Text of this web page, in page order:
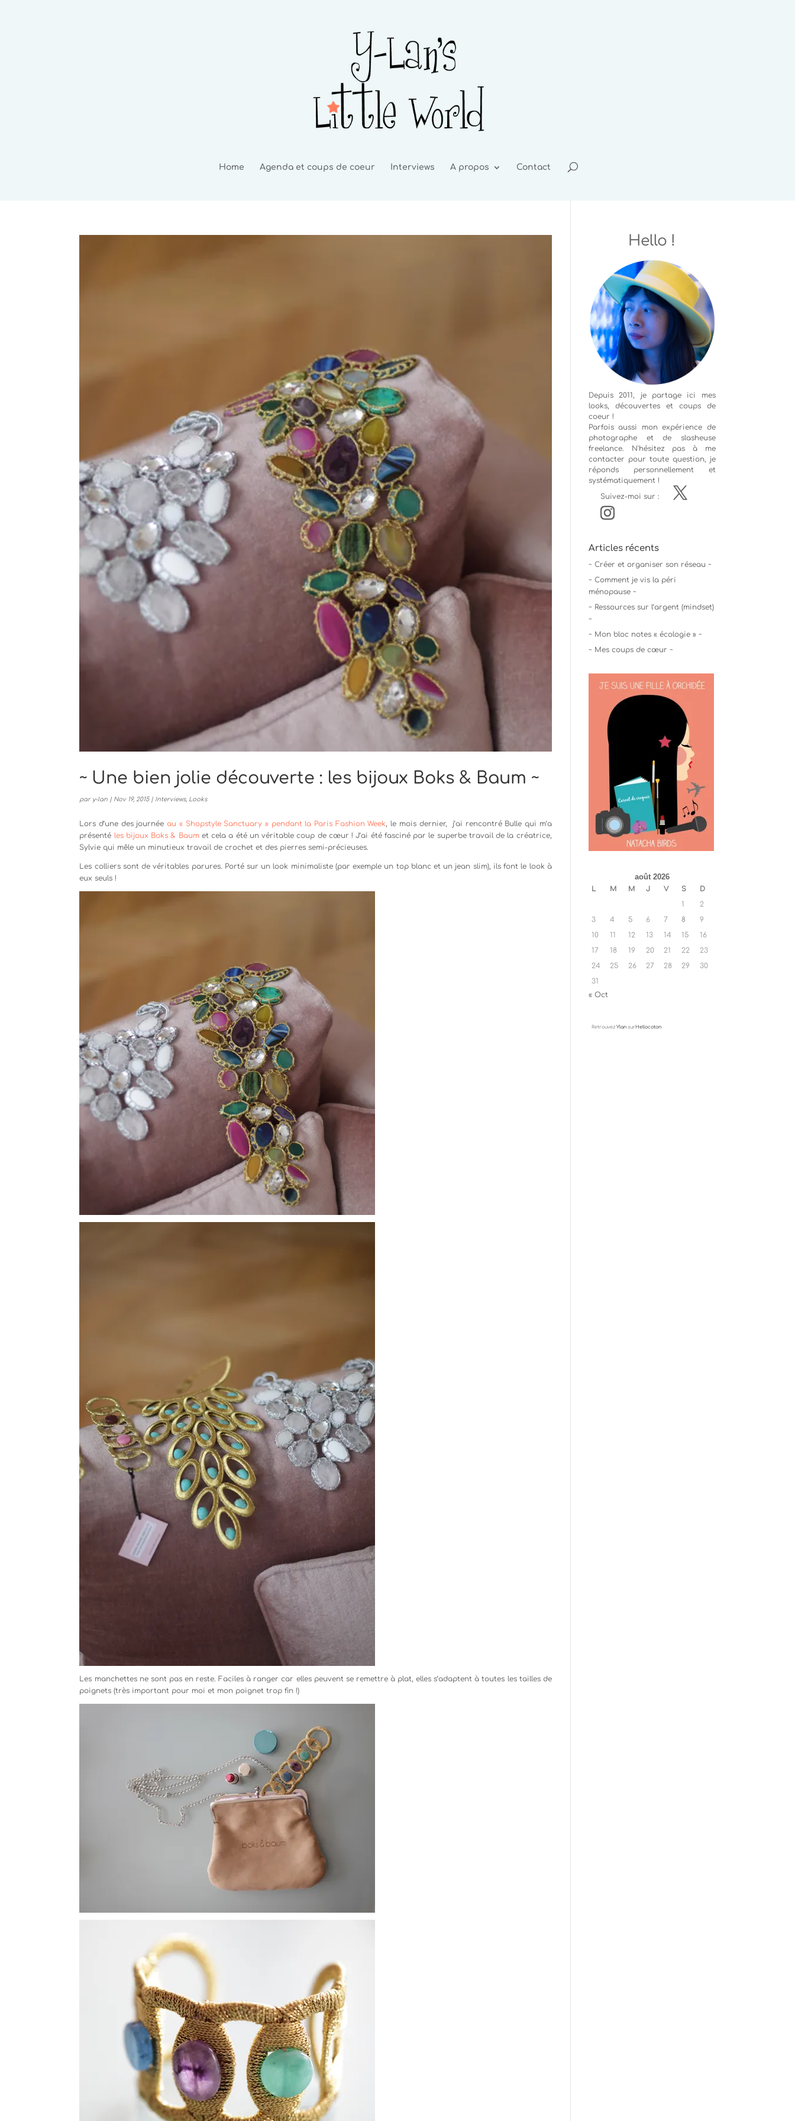
Home Agenda et coups de coeur Interviews A propos Contact
~ Une bien jolie découverte : les bijoux Boks & Baum ~
par y-lan | Nov 19, 2015| Interviews, Looks
Lors d’une des journéeau « Shopstyle Sanctuary » pendant la Paris Fashion Week, le mois dernier, j’ai rencontré Bulle qui m’a
présenté les bijoux Boks & Baumet cela a été un véritable coup de cœur ! J’ai été fasciné par le superbe travail de la créatrice,
Sylvie qui mêle un minutieux travail de crochet et des pierres semi-précieuses.
Les colliers sont de véritables parures. Porté sur un look minimaliste (par exemple un top blanc et un jean slim), ils font le look à
eux seuls !
Les manchettes ne sont pas en reste. Faciles à ranger car elles peuvent se remettre à plat, elles s’adaptent à toutes les tailles de
poignets (très important pour moi et mon poignet trop fin !)
Hello !
Depuis 2011, je partage ici mes
looks, découvertes et coups de
coeur !
Parfois aussi mon expérience de
photographeet de slasheuse
freelance. N'hésitez pas à me
contacter pour toute question, je
réponds personnellement et
systématiquement !
Suivez-moi sur :
Articles récents
~ Créer et organiser son réseau ~
~ Comment je vis la péri
ménopause ~
~ Ressources sur l’argent (mindset)
~
~ Mon bloc notes « écologie » ~
~ Mes coups de cœur ~
août 2026
L M M J V S
D
1
2
3
4 5 6 7 8
9
10
11 12 13 14 15
16
17
18 19 20 21 22
23
24
25 26 27 28 29
30
31
« Oct
Retrouvez Ylansur Hellocoton